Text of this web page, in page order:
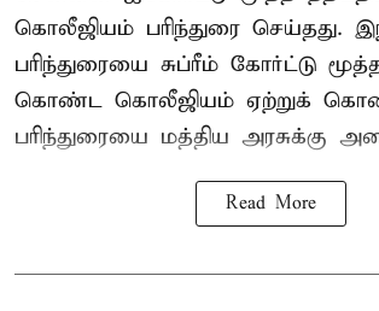
கொலீஜியம் பரிந்துரை செய்தது.
பரிந்துரையை சுப்ரீம் கோர்ட்டு
கொண்ட கொலீஜியம் ஏற்றுக்
பரிந்துரையை மத்திய அரசுக்கு
Read More